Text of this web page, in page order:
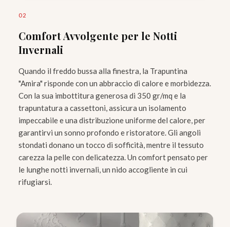
02
Comfort Avvolgente per le Notti
Invernali
Quando il freddo bussa alla finestra, la Trapuntina
"Amira" risponde con un abbraccio di calore e morbidezza.
Con la sua imbottitura generosa di 350 gr/mq e la
trapuntatura a cassettoni, assicura un isolamento
impeccabile e una distribuzione uniforme del calore, per
garantirvi un sonno profondo e ristoratore. Gli angoli
stondati donano un tocco di sofficità, mentre il tessuto
carezza la pelle con delicatezza. Un comfort pensato per
le lunghe notti invernali, un nido accogliente in cui
rifugiarsi.